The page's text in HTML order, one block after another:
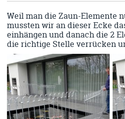
Weil man die Zaun-Elemente
mussten wir an dieser Ecke
einhängen und danach die 2
die richtige Stelle verrücken